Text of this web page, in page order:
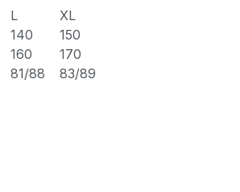
L
XL
140
150
160
170
81/88 83/89